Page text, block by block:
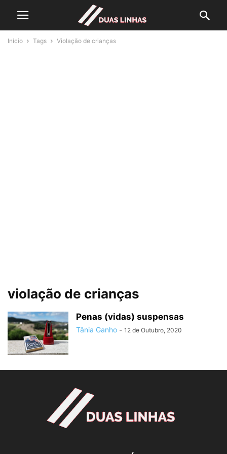
Início Tags Violação de crianças
violação de crianças
Penas (vidas) suspensas
Tânia Ganho - 12 de Outubro, 2020